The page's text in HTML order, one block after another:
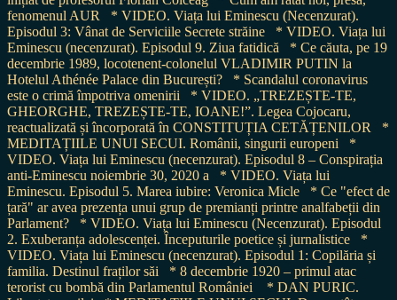
fenomenul AUR
* VIDEO. Viața lui Eminescu (Necenzurat).
Episodul 3: Vânat de Serviciile Secrete străine
* VIDEO. Viața lui
Eminescu (necenzurat). Episodul 9. Ziua fatidică
* Ce căuta, pe 19
decembrie 1989, locotenent-colonelul VLADIMIR PUTIN la
Hotelul Athénée Palace din București?
* Scandalul coronavirus
este o crimă împotriva omenirii
* VIDEO. „TREZEȘTE-TE,
GHEORGHE, TREZEȘTE-TE, IOANE!”. Legea Cojocaru,
reactualizată și încorporată în CONSTITUȚIA CETĂȚENILOR
*
MEDITAȚIILE UNUI SECUI. Românii, singurii europeni
*
VIDEO. Viața lui Eminescu (necenzurat). Episodul 8 – Conspirația
anti-Eminescu noiembrie 30, 2020 a
* VIDEO. Viața lui
Eminescu. Episodul 5. Marea iubire: Veronica Micle
* Ce "efect de
țară" ar avea prezența unui grup de premianți printre analfabeții din
Parlament?
* VIDEO. Viața lui Eminescu (Necenzurat). Episodul
2. Exuberanța adolescenței. Începuturile poetice și jurnalistice
*
VIDEO. Viața lui Eminescu (necenzurat). Episodul 1: Copilăria și
familia. Destinul fraților săi
* 8 decembrie 1920 – primul atac
terorist cu bombă din Parlamentul României
* DAN PURIC.